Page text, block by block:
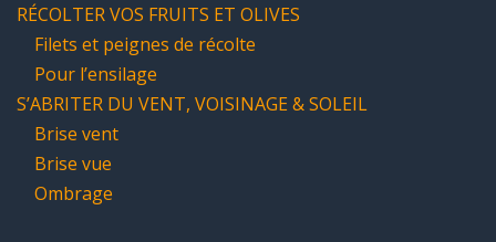
RÉCOLTER VOS FRUITS ET OLIVES
Filets et peignes de récolte
Pour l’ensilage
S’ABRITER DU VENT, VOISINAGE & SOLEIL
Brise vent
Brise vue
Ombrage